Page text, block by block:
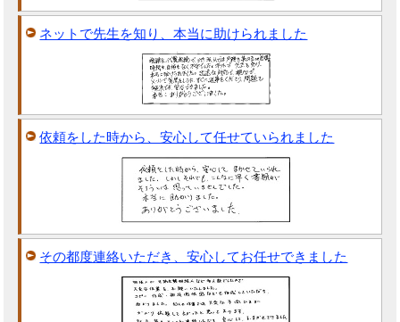
ネットで先生を知り、本当に助けられました
依頼をした時から、安心して任せていられました
その都度連絡いただき、安心してお任せできました